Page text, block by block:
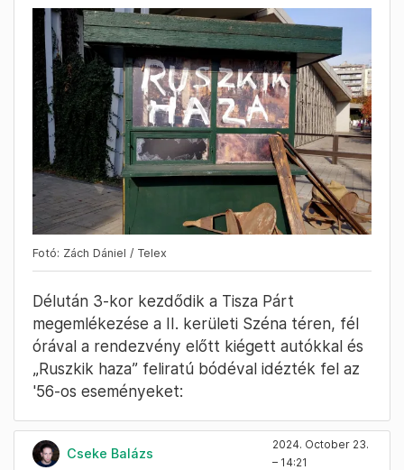
Fotó: Zách Dániel / Telex
Délután 3-kor kezdődik a Tisza Párt
megemlékezése a II. kerületi Széna téren, fél
órával a rendezvény előtt kiégett autókkal és
„Ruszkik haza” feliratú bódéval idézték fel az
'56-os eseményeket:
Cseke Balázs
2024. October 23.
– 14:21